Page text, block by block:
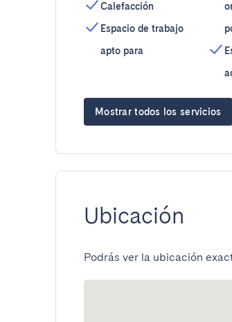
Calefacción
Espacio de trabajo
apto para
Mostrar todos los servicios
Ubicación
Podrás ver la ubicación